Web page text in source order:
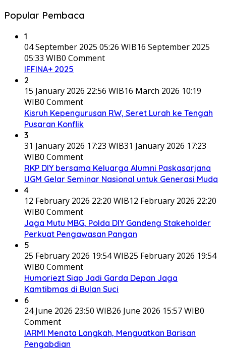
Popular Pembaca
1
04 September 2025 05:26 WIB16 September 2025
05:33 WIB0 Comment
IFFINA+ 2025
2
15 January 2026 22:56 WIB16 March 2026 10:19
WIB0 Comment
Kisruh Kepengurusan RW, Seret Lurah ke Tengah
Pusaran Konflik
3
31 January 2026 17:23 WIB31 January 2026 17:23
WIB0 Comment
RKP DIY bersama Keluarga Alumni Paskasarjana
UGM Gelar Seminar Nasional untuk Generasi Muda
4
12 February 2026 22:20 WIB12 February 2026 22:20
WIB0 Comment
Jaga Mutu MBG, Polda DIY Gandeng Stakeholder
Perkuat Pengawasan Pangan
5
25 February 2026 19:54 WIB25 February 2026 19:54
WIB0 Comment
Humoriezt Siap Jadi Garda Depan Jaga
Kamtibmas di Bulan Suci
6
24 June 2026 23:50 WIB26 June 2026 15:57 WIB0
Comment
IARMI Menata Langkah, Menguatkan Barisan
Pengabdian